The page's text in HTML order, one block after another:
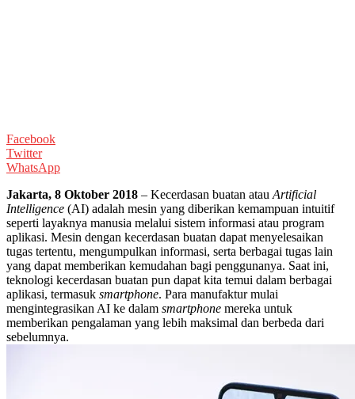
Facebook
Twitter
WhatsApp
Jakarta, 8 Oktober 2018 – Kecerdasan buatan atau Artificial
Intelligence (AI) adalah mesin yang diberikan kemampuan intuitif
seperti layaknya manusia melalui sistem informasi atau program
aplikasi. Mesin dengan kecerdasan buatan dapat menyelesaikan
tugas tertentu, mengumpulkan informasi, serta berbagai tugas lain
yang dapat memberikan kemudahan bagi penggunanya. Saat ini,
teknologi kecerdasan buatan pun dapat kita temui dalam berbagai
aplikasi, termasuk smartphone. Para manufaktur mulai
mengintegrasikan AI ke dalam smartphone mereka untuk
memberikan pengalaman yang lebih maksimal dan berbeda dari
sebelumnya.